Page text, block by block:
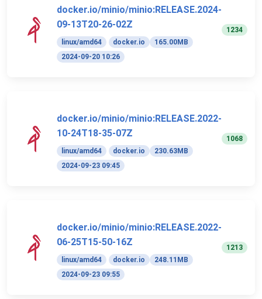
docker.io/minio/minio:RELEASE.2024-
09-13T20-26-02Z
linux/amd64 docker.io
165.00MB
2024-09-20 10:26
1234
docker.io/minio/minio:RELEASE.2022-
10-24T18-35-07Z
linux/amd64 docker.io
230.63MB
2024-09-23 09:45
1068
docker.io/minio/minio:RELEASE.2022-
06-25T15-50-16Z
linux/amd64 docker.io
248.11MB
2024-09-23 09:55
1213